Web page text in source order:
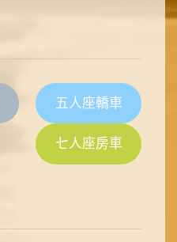
五人座轎車
七人座房車